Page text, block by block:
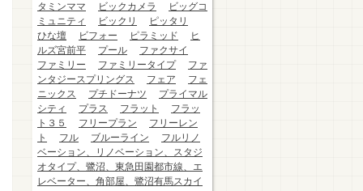
タミンママ
ビックカメラ
ビッグコ
ミュニティ
ビックリ
ピッタリ
ひな壇
ビフォー ピラミッド
ヒ
ルズ宮前平
プール
ファクサイ
ファミリー
ファミリータイプ
ファ
ンタジースプリングス
フェア
フェ
ニックス
プチドーナツ
プライマル
シティ
プラス フラット
フラッ
ト３５
フリープラン
フリーレン
ト
フル ブルーライン
フルリノ
ベーション、リノベーション、スタジ
オタイプ、鷺沼、東急田園都市線、エ
レベーター、角部屋、鷺沼有馬スカイ